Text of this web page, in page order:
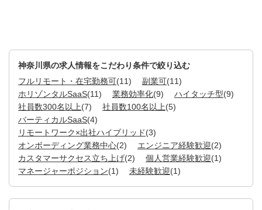
神奈川県の求人情報をこだわり条件で絞り込む
フルリモート・在宅勤務可(11) 副業可(11)
ホリゾンタルSaaS(11) 業務効率化(9) ハイタッチ型(9)
社員数300名以上(7) 社員数100名以上(5)
バーティカルSaaS(4)
リモートワーク×出社ハイブリッド(3)
オンボーディング業務中心(2) エンジニア経験歓迎(2)
カスタマーサクセス立ち上げ(2) 個人営業経験歓迎(1)
マネージャーポジション(1) 未経験歓迎(1)